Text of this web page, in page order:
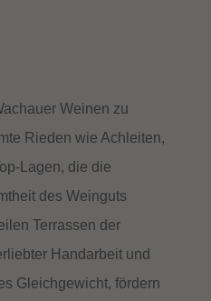
Weinen zu
Rieden wie Achleiten,
Lagen, die die
des Weinguts
Terrassen der
Handarbeit und
Gleichgewicht, fördern